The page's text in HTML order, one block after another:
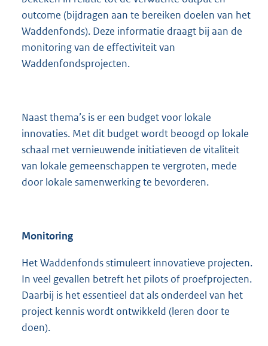
outcome (bijdragen aan te bereiken doelen van het
Waddenfonds). Deze informatie draagt bij aan de
monitoring van de effectiviteit van
Waddenfondsprojecten.
Naast thema’s is er een budget voor lokale
innovaties. Met dit budget wordt beoogd op lokale
schaal met vernieuwende initiatieven de vitaliteit
van lokale gemeenschappen te vergroten, mede
door lokale samenwerking te bevorderen.
Monitoring
Het Waddenfonds stimuleert innovatieve projecten.
In veel gevallen betreft het pilots of proefprojecten.
Daarbij is het essentieel dat als onderdeel van het
project kennis wordt ontwikkeld (leren door te
doen).